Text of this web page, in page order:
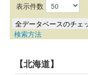
表示件数
検索方法
【北海道】